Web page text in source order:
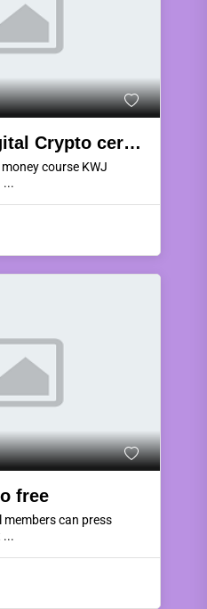
Free Online Digital Crypto cerrency
course KWJ
...
free
can press
...